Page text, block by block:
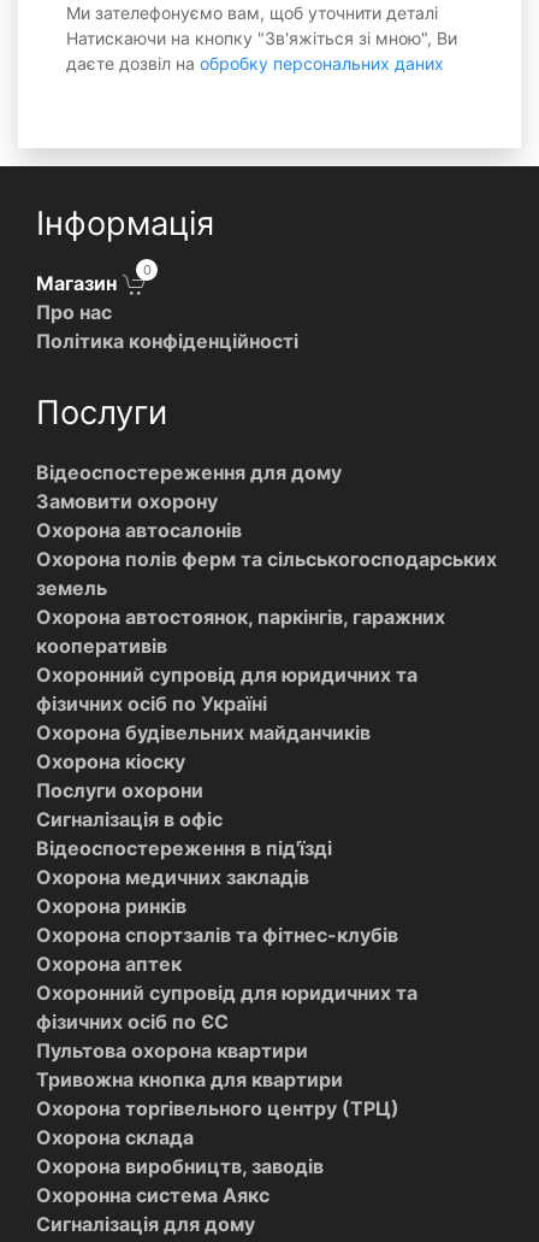
Ми зателефонуємо вам, щоб уточнити деталі
Натискаючи на кнопку "Зв'яжіться зі мною", Ви
даєте дозвіл на обробку персональних даних
Інформація
Магазин
0
Про нас
Політика конфіденційності
Послуги
Відеоспостереження для дому
Замовити охорону
Охорона автосалонів
Охорона полів ферм та сільськогосподарських
земель
Охорона автостоянок, паркінгів, гаражних
кооперативів
Охоронний супровід для юридичних та
фізичних осіб по Україні
Охорона будівельних майданчиків
Охорона кіоску
Послуги охорони
Сигналізація в офіс
Відеоспостереження в під'їзді
Охорона медичних закладів
Охорона ринків
Охорона спортзалів та фітнес-клубів
Охорона аптек
Охоронний супровід для юридичних та
фізичних осіб по ЄС
Пультова охорона квартири
Тривожна кнопка для квартири
Охорона торгівельного центру (ТРЦ)
Охорона склада
Охорона виробництв, заводів
Охоронна система Аякс
Cигналізація для дому